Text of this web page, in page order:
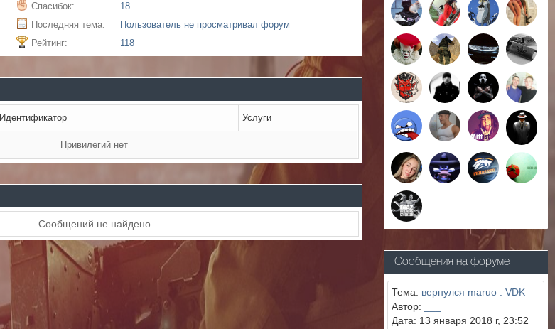
Спасибок:
18
Последняя тема:
Пользователь не просматривал форум
Рейтинг:
118
Идентификатор Услуги
Привилегий нет
Сообщений не найдено
Сообщения на форуме
Тема: вернулся maruo . VDK
Автор:
Дата: 13 января 2018 г, 23:52